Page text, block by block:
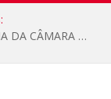
VEREADORA KEILA ASSUME A PRESIDÊNCIA DA CÂMARA MUNICIPAL.